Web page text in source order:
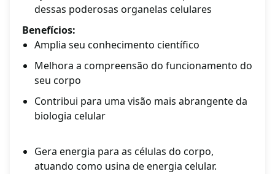
dessas poderosas organelas celulares
Benefícios:
Amplia seu conhecimento científico
Melhora a compreensão do funcionamento do
seu corpo
Contribui para uma visão mais abrangente da
biologia celular
Gera energia para as células do corpo,
atuando como usina de energia celular.